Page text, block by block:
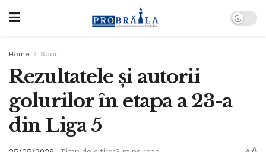
Home Sport
Rezultatele și autorii
golurilor în etapa a 23-a
din Liga 5